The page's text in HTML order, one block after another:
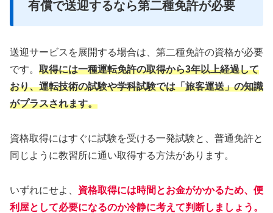
有償で送迎するなら第二種免許が必要
送迎サービスを展開する場合は、第二種免許の資格が必要
です。 取得には一種運転免許の取得から3年以上経過して
おり、運転技術の試験や学科試験では「旅客運送」の知識
がプラスされます。
資格取得にはすぐに試験を受ける一発試験と、普通免許と
同じように教習所に通い取得する方法があります。
いずれにせよ、 資格取得には時間とお金がかかるため、便
利屋として必要になるのか冷静に考えて判断しましょう。